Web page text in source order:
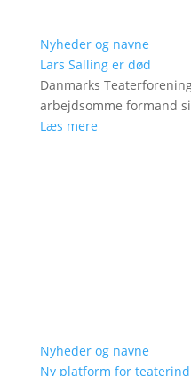
Nyheder og navne
Lars Salling er død
Danmarks
arbejdsomme formand
Læs mere
Nyheder og navne
Ny platform for